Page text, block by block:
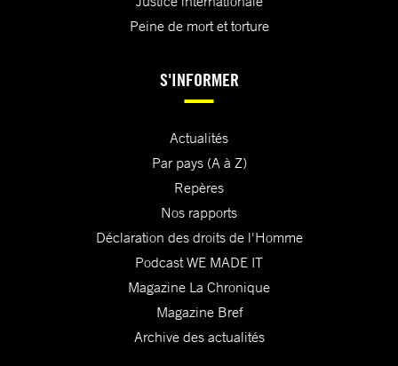
Peine de mort et torture
S'INFORMER
Actualités
Par pays (A à Z)
Repères
Nos rapports
Déclaration des droits de l'Homme
Podcast WE MADE IT
Magazine La Chronique
Magazine Bref
Archive des actualités